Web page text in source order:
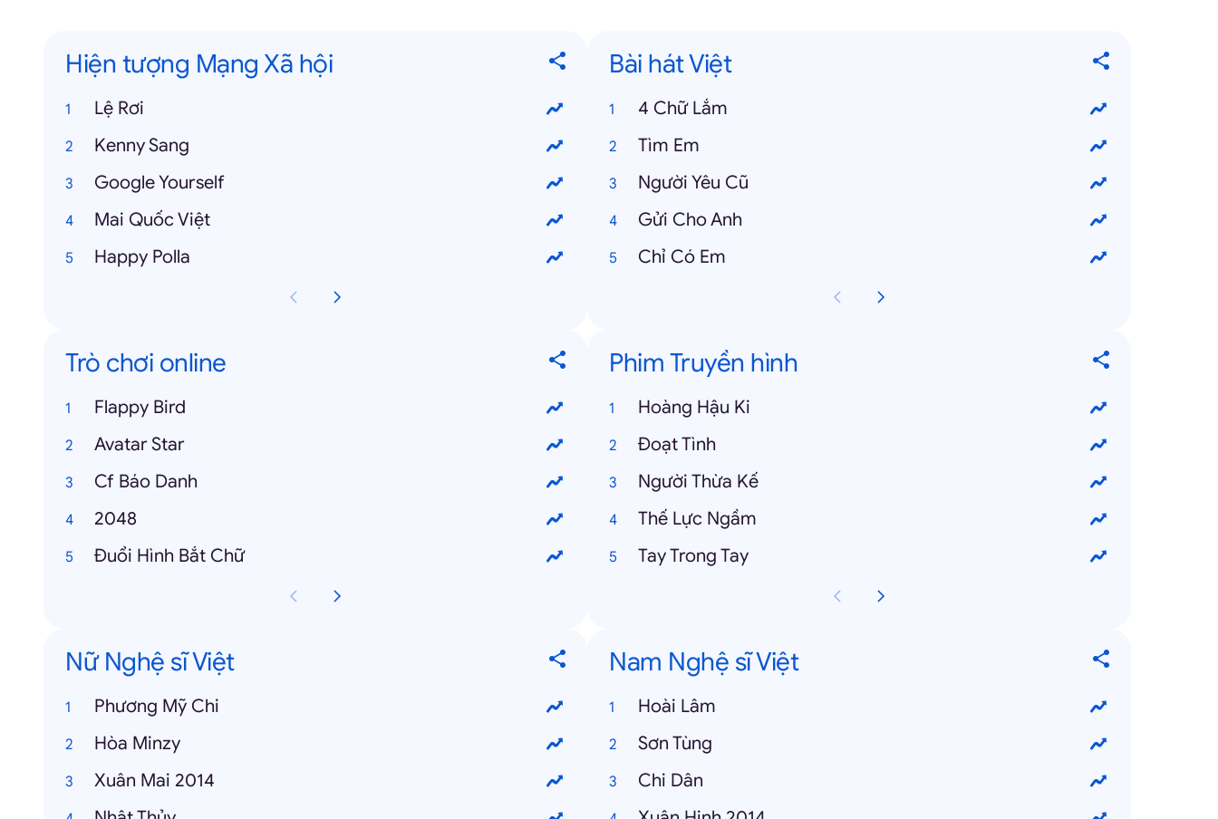
Hiện tượng Mạng Xã hội
Lệ Rơi
Kenny Sang
Google Yourself
Mai Quốc Việt
Happy Polla
Bài hát Việt
4 Chữ Lắm
Tìm Em
Người Yêu Cũ
Gửi Cho Anh
Chỉ Có Em
Trò chơi online
Flappy Bird
Avatar Star
Cf Báo Danh
2048
Đuổi Hình Bắt Chữ
Phim Truyền hình
Hoàng Hậu Ki
Đoạt Tình
Người Thừa Kế
Thế Lực Ngầm
Tay Trong Tay
Nữ Nghệ sĩ Việt
Phương Mỹ Chi
Hòa Minzy
Xuân Mai 2014
Nam Nghệ sĩ Việt
Hoài Lâm
Sơn Tùng
Chi Dân